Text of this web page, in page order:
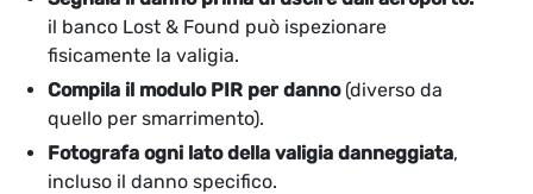
il banco Lost & Found può ispezionare
fisicamente la valigia.
Compila il modulo PIR per danno(diverso da
quello per smarrimento).
Fotografa ogni lato della valigia danneggiata,
incluso il danno specifico.